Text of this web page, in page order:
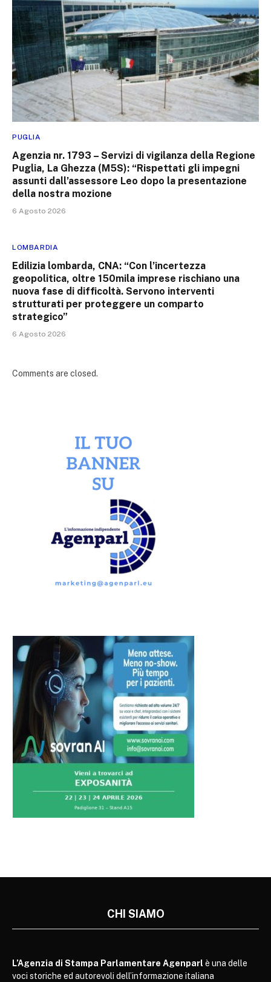
PUGLIA
Agenzia nr. 1793 – Servizi di vigilanza della Regione
Puglia, La Ghezza (M5S): “Rispettati gli impegni
assunti dall’assessore Leo dopo la presentazione
della nostra mozione
6 Agosto 2026
LOMBARDIA
Edilizia lombarda, CNA: “Con l’incertezza
geopolitica, oltre 150mila imprese rischiano una
nuova fase di difficoltà. Servono interventi
strutturati per proteggere un comparto
strategico”
6 Agosto 2026
Comments are closed.
CHI SIAMO
L’Agenzia di Stampa Parlamentare Agenparl è una delle
voci storiche ed autorevoli dell’informazione italiana